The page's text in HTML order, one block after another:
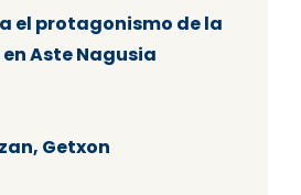
el protagonismo de la
Aste Nagusia
Getxon